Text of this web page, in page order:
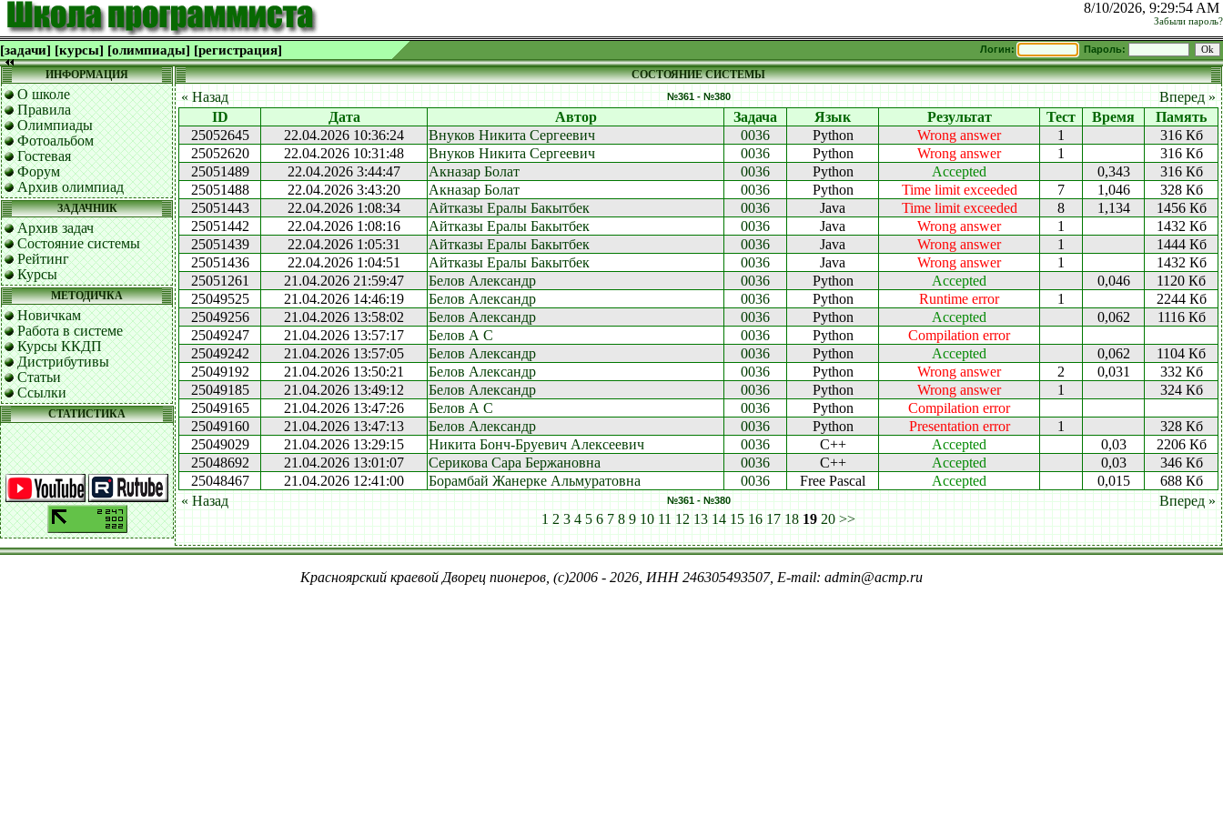
8/10/2026, 9:29:54 AM
Забыли пароль?
[задачи] [курсы] [олимпиады] [регистрация] Логин: Пароль:
ИНФОРМАЦИЯ
О школе
Правила
Олимпиады
Фотоальбом
Гостевая
Форум
Архив олимпиад
ЗАДАЧНИК
Архив задач
Состояние системы
Рейтинг
Курсы
МЕТОДИЧКА
Новичкам
Работа в системе
Курсы ККДП
Дистрибутивы
Статьи
Ссылки
СТАТИСТИКА
СОСТОЯНИЕ СИСТЕМЫ
« Назад №361 - №380
Вперед »
ID
Дата Автор Задача Язык Результат Тест Время
Память
25052645
22.04.2026 10:36:24 Внуков Никита Сергеевич 0036 Python Wrong answer 1
316 Кб
25052620
22.04.2026 10:31:48 Внуков Никита Сергеевич 0036 Python Wrong answer 1
316 Кб
25051489
22.04.2026 3:44:47 Акназар Болат 0036 Python Accepted 0,343
316 Кб
25051488
22.04.2026 3:43:20 Акназар Болат 0036 Python Time limit exceeded 7 1,046
328 Кб
25051443
22.04.2026 1:08:34 Айтказы Ералы Бакытбек 0036 Java Time limit exceeded 8 1,134
1456 Кб
25051442
22.04.2026 1:08:16 Айтказы Ералы Бакытбек 0036 Java Wrong answer 1
1432 Кб
25051439
22.04.2026 1:05:31 Айтказы Ералы Бакытбек 0036 Java Wrong answer 1
1444 Кб
25051436
22.04.2026 1:04:51 Айтказы Ералы Бакытбек 0036 Java Wrong answer 1
1432 Кб
25051261
21.04.2026 21:59:47 Белов Александр 0036 Python Accepted 0,046
1120 Кб
25049525
21.04.2026 14:46:19 Белов Александр 0036 Python Runtime error 1
2244 Кб
25049256
21.04.2026 13:58:02 Белов Александр 0036 Python Accepted 0,062
1116 Кб
25049247
21.04.2026 13:57:17 Белов А С 0036 Python
Compilation error
25049242
21.04.2026 13:57:05 Белов Александр 0036 Python Accepted 0,062
1104 Кб
25049192
21.04.2026 13:50:21 Белов Александр 0036 Python Wrong answer 2 0,031
332 Кб
25049185
21.04.2026 13:49:12 Белов Александр 0036 Python Wrong answer 1
324 Кб
25049165
21.04.2026 13:47:26 Белов А С 0036 Python
Compilation error
25049160
21.04.2026 13:47:13 Белов Александр 0036 Python Presentation error 1
328 Кб
25049029
21.04.2026 13:29:15 Никита Бонч-Бруевич Алексеевич 0036 C++ Accepted 0,03
2206 Кб
25048692
21.04.2026 13:01:07 Серикова Сара Бержановна 0036 C++ Accepted 0,03
346 Кб
25048467
21.04.2026 12:41:00 Борамбай Жанерке Альмуратовна 0036 Free Pascal Accepted 0,015
688 Кб
« Назад
№361 - №380
Вперед »
1 2 3 4 5 6 7 8 9 10 11 12 13 14 15 16 17 18 19 20 >>
Красноярский краевой Дворец пионеров, (c)2006 - 2026, ИНН 246305493507, E-mail: admin@acmp.ru